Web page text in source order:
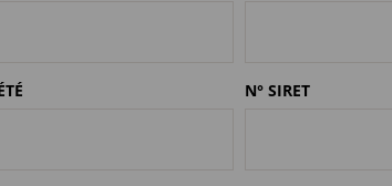
N° SIRET